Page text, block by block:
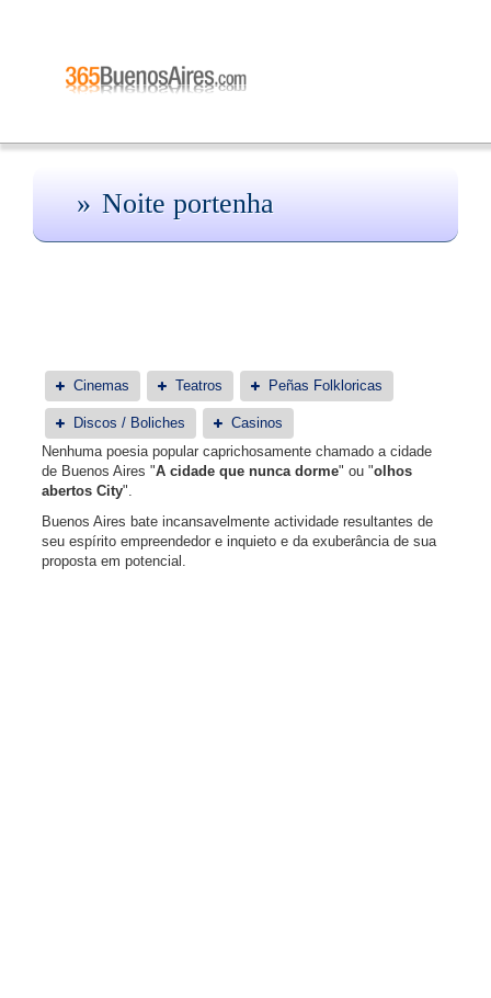
Noite portenha
Cinemas Teatros Peñas Folkloricas
Discos / Boliches
Casinos
Nenhuma poesia popular caprichosamente chamado a cidade
de Buenos Aires "A cidade que nunca dorme" ou "olhos
abertos City".
Buenos Aires bate incansavelmente actividade resultantes de
seu espírito empreendedor e inquieto e da exuberância de sua
proposta em potencial.